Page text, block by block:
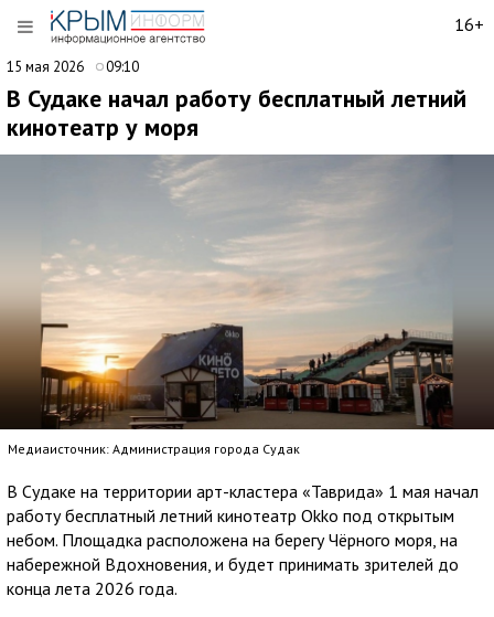
16+
15 мая 2026 09:10
В Судаке начал работу бесплатный летний
кинотеатр у моря
Медиаисточник: Администрация города Судак
В Судаке на территории арт-кластера «Таврида» 1 мая начал
работу бесплатный летний кинотеатр Okko под открытым
небом. Площадка расположена на берегу Чёрного моря, на
набережной Вдохновения, и будет принимать зрителей до
конца лета 2026 года.